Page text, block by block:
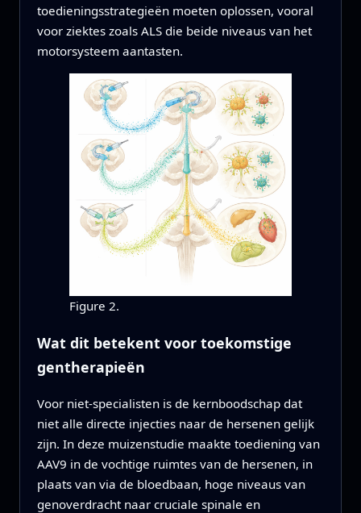
toedieningsstrategieën moeten oplossen, vooral
voor ziektes zoals ALS die beide niveaus van het
motorsysteem aantasten.
Figure 2.
Wat dit betekent voor toekomstige
gentherapieën
Voor niet-specialisten is de kernboodschap dat
niet alle directe injecties naar de hersenen gelijk
zijn. In deze muizenstudie maakte toediening van
AAV9 in de vochtige ruimtes van de hersenen, in
plaats van via de bloedbaan, hoge niveaus van
genoverdracht naar cruciale spinale en